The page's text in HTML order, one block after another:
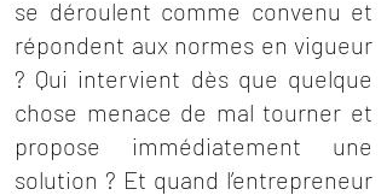
se déroulent comme convenu et
répondent aux normes en vigueur
? Qui intervient dès que quelque
chose menace de mal tourner et
propose immédiatement une
solution ? Et quand l’entrepreneur